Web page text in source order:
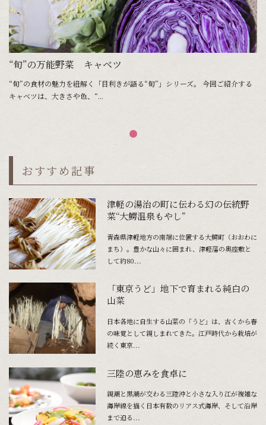
“旬”の万能野菜 キャベツ
“旬”の食材の魅力を紐解く「目利きが語る“旬”」シリーズ。 今回ご紹介する
キャベツは、大きさや色、“...
おすすめ記事
津軽の湯治の町に伝わる幻の伝統野
菜“大鰐温泉もやし”
青森県津軽地方の南端に位置する大鰐町（おおわに
まち）。豊かな山々に囲まれ、津軽藩の奥座敷と
して約80...
「東京うど」地下で育まれる純白の
山菜
日本各地に自生する山菜の「うど」は、古くから春
の味覚として親しまれてきた。江戸時代から栽培が
続く東京...
三陸の恵みを食卓に
親潮と黒潮が交わる三陸沖と小さな入り江が複雑な
海岸線を描く日本有数のリアス式海岸、そして沿岸
まで迫る...